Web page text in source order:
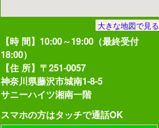
大きな地図で見る
【時 間】10:00～19:00（最終受付
18:00）
【住 所】〒251-0057
神奈川県藤沢市城南1-8-5
サニーハイツ湘南一階
スマホの方はタッチで通話OK